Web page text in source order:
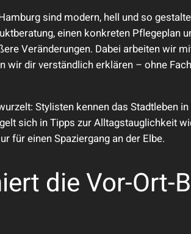
sind modern, hell und so
einen konkreten Pflegeplan
Veränderungen. Dabei arbeiten wir
wir dir verständlich erklären – ohne
Stylisten kennen das Stadtleben
sich in Tipps zur Alltagstauglichkeit
für einen Spaziergang an der Elbe.
die Vor-Ort-